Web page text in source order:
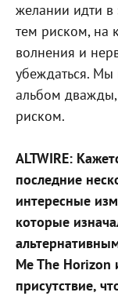
желании идти в
тем риском, на
волнения и
убеждаться. Мы
альбом дважды,
риском.
ALTWIRE:
последние
интересные
которые
Me The
присутствие,